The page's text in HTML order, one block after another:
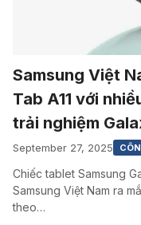
Samsung Việt
Tab A11 với
trải nghiệm
September 27, 2025
Chiếc tablet Samsung
Samsung Việt Nam ra
theo…